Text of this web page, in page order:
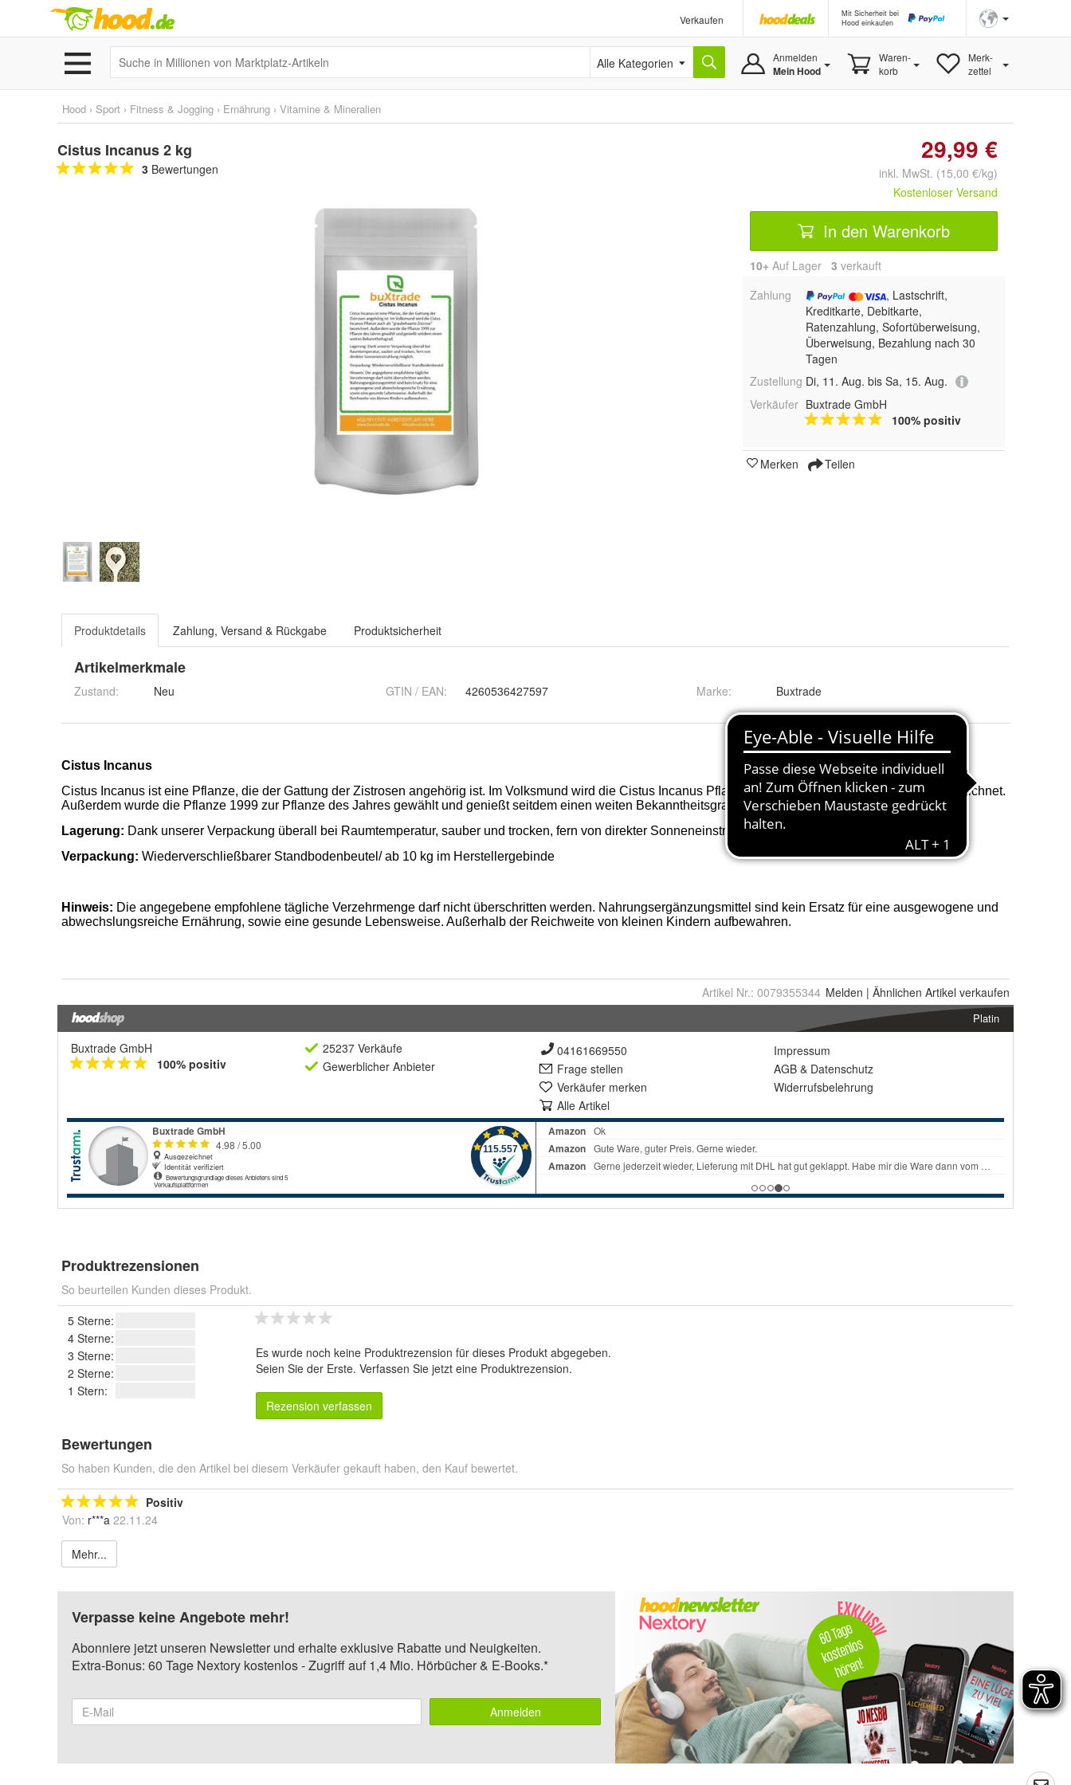
Verkaufen
Mit Sicherheit bei
Hood einkaufen
Alle Kategorien Anmelden
Mein Hood
Waren-
korb
Merk-
zettel
Hood › Sport › Fitness & Jogging › Ernährung › Vitamine & Mineralien
Cistus Incanus 2 kg
3 Bewertungen
29,99 €
inkl. MwSt. (15,00 €/kg)
Kostenloser Versand
In den Warenkorb
10+ Auf Lager 3 verkauft
Zahlung
, Lastschrift,
Kreditkarte, Debitkarte,
Ratenzahlung, Sofortüberweisung,
Überweisung, Bezahlung nach 30
Tagen
Zustellung Di, 11. Aug. bis Sa, 15. Aug.
Verkäufer Buxtrade GmbH
100% positiv
Merken Teilen
Produktdetails Zahlung, Versand & Rückgabe Produktsicherheit
Artikelmerkmale
Zustand: Neu GTIN / EAN: 4260536427597 Marke: Buxtrade
Artikel Nr.: 0079355344 Melden | Ähnlichen Artikel verkaufen
Platin
Buxtrade GmbH
100% positiv
25237 Verkäufe
Gewerblicher Anbieter
04161669550
Frage stellen
Verkäufer merken
Alle Artikel
Impressum
AGB & Datenschutz
Widerrufsbelehrung
Produktrezensionen
So beurteilen Kunden dieses Produkt.
5 Sterne:
4 Sterne:
3 Sterne:
2 Sterne:
1 Stern:
Es wurde noch keine Produktrezension für dieses Produkt abgegeben.
Seien Sie der Erste. Verfassen Sie jetzt eine Produktrezension.
Rezension verfassen
Bewertungen
So haben Kunden, die den Artikel bei diesem Verkäufer gekauft haben, den Kauf bewertet.
Positiv
Von: r***a 22.11.24
Mehr...
Verpasse keine Angebote mehr!
Abonniere jetzt unseren Newsletter und erhalte exklusive Rabatte und Neuigkeiten.
Extra-Bonus: 60 Tage Nextory kostenlos - Zugriff auf 1,4 Mio. Hörbücher & E-Books.*
Anmelden